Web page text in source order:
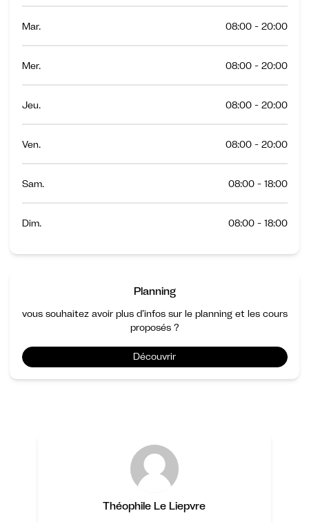
Planning
vous souhaitez avoir plus d’infos sur le planning et les cours
proposés ?
Découvrir
Mar. 08:00 - 20:00
Mer. 08:00 - 20:00
Jeu. 08:00 - 20:00
Ven. 08:00 - 20:00
Sam. 08:00 - 18:00
Dim. 08:00 - 18:00
Théophile Le Liepvre